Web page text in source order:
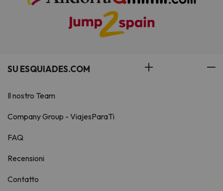
SU ESQUIADES.COM
Il nostro Team
Company Group - ViajesParaTi
FAQ
Recensioni
Contatto